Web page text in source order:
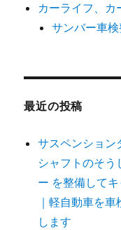
カーライフ、カ
サンバー車
最近の投稿
サスペンショ
シャフトのそ
ー を整備して
｜軽自動車を
します